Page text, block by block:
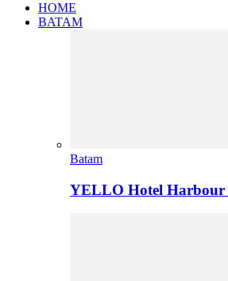
HOME
BATAM
Batam
YELLO Hotel Harbour